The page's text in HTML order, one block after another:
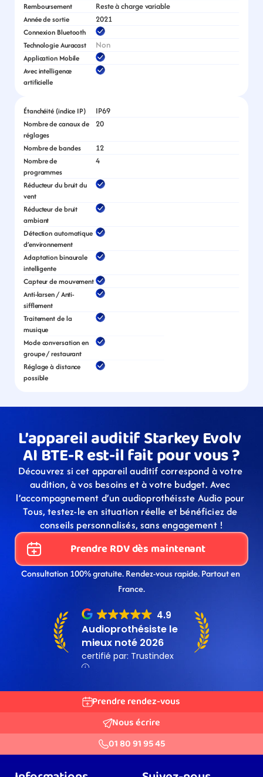
Remboursement Reste à charge variable
Année de sortie 2021
Connexion Bluetooth
Technologie Auracast
Non
Application Mobile
Avec intelligence
artificielle
Étanchéité (indice IP) IP69
Nombre de canaux de
réglages
20
Nombre de bandes 12
Nombre de
programmes
4
Réducteur du bruit du
vent
Réducteur de bruit
ambiant
Détection automatique
d’environnement
Adaptation binaurale
intelligente
Capteur de mouvement
Anti-larsen / Anti-
sifflement
Traitement de la
musique
Mode conversation en
groupe / restaurant
Réglage à distance
possible
L’appareil auditif Starkey Evolv
AI BTE-R est-il fait pour vous ?
Découvrez si cet appareil auditif correspond à votre
audition, à vos besoins et à votre budget. Avec
l’accompagnement d’un audioprothéisste Audio pour
Tous, testez-le en situation réelle et bénéficiez de
conseils personnalisés, sans engagement !
Prendre RDV dès maintenant
Consultation 100% gratuite. Rendez-vous rapide. Partout en
France.
Prendre rendez-vous
Nous écrire
01 80 91 95 45